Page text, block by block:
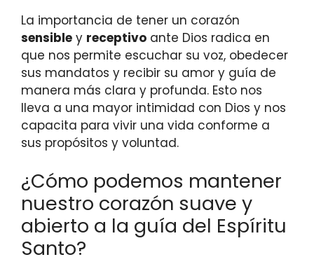
La importancia de tener un corazón
sensible y receptivo ante Dios radica en
que nos permite escuchar su voz, obedecer
sus mandatos y recibir su amor y guía de
manera más clara y profunda. Esto nos
lleva a una mayor intimidad con Dios y nos
capacita para vivir una vida conforme a
sus propósitos y voluntad.
¿Cómo podemos mantener
nuestro corazón suave y
abierto a la guía del Espíritu
Santo?